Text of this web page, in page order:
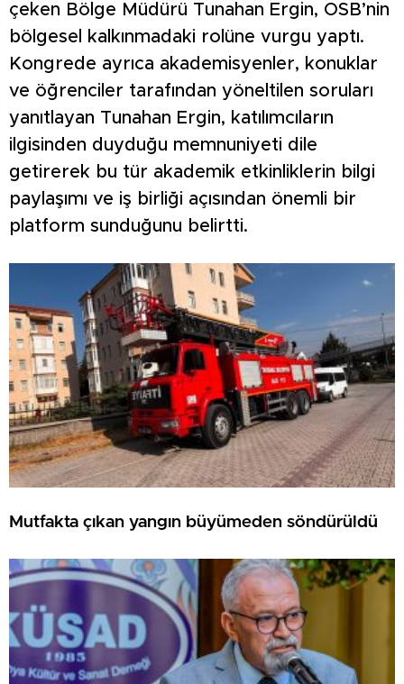
çeken Bölge Müdürü Tunahan Ergin, OSB’nin
bölgesel kalkınmadaki rolüne vurgu yaptı.
Kongrede ayrıca akademisyenler, konuklar
ve öğrenciler tarafından yöneltilen soruları
yanıtlayan Tunahan Ergin, katılımcıların
ilgisinden duyduğu memnuniyeti dile
getirerek bu tür akademik etkinliklerin bilgi
paylaşımı ve iş birliği açısından önemli bir
platform sunduğunu belirtti.
Mutfakta çıkan yangın büyümeden söndürüldü